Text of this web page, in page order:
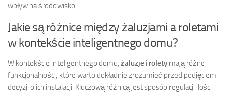
wpływ na środowisko.
Jakie są różnice między żaluzjami a roletami
w kontekście inteligentnego domu?
W kontekście inteligentnego domu, żaluzje i rolety mają różne
funkcjonalności, które warto dokładnie zrozumieć przed podjęciem
decyzji o ich instalacji. Kluczową różnicą jest sposób regulacji ilości